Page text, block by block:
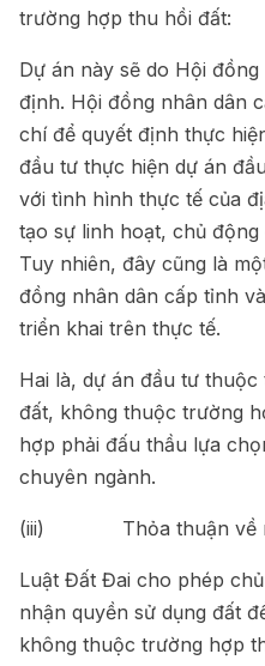
trường hợp thu hồi đất:
Dự án này sẽ do Hội
định. Hội đồng nhân dân
chí để quyết định thực
đầu tư thực hiện dự án
với tình hình thực tế của
tạo sự linh hoạt, chủ
Tuy nhiên, đây cũng là
đồng nhân dân cấp tỉnh
triển khai trên thực tế.
Hai là, dự án đầu tư
đất, không thuộc trường
hợp phải đấu thầu lựa
chuyên ngành.
(iii) Thỏa thuận về
Luật Đất Đai cho phép
nhận quyền sử dụng đất
không thuộc trường hợp